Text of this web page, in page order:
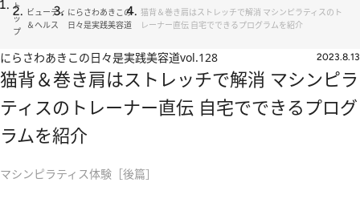
ト
ッ
プ
ビューティ
＆ヘルス
にらさわあきこの
日々是実践美容道
猫背＆巻き肩はストレッチで解消 マシンピラティスのト
レーナー直伝 自宅でできるプログラムを紹介
にらさわあきこの日々是実践美容道vol.128 2023.8.13
猫背＆巻き肩はストレッチで解消 マシンピラ
ティスのトレーナー直伝 自宅でできるプログ
ラムを紹介
マシンピラティス体験［後篇］